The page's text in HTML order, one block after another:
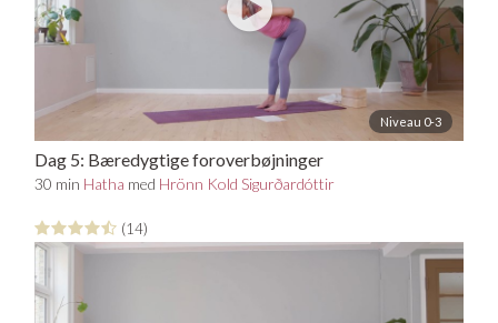
Niveau 0-3
Dag 5: Bæredygtige foroverbøjninger
30 min Hatha med Hrönn Kold Sigurðardóttir
(14)